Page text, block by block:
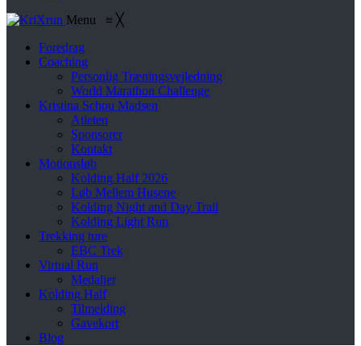
Menu ≡ ╳
Foredrag
Coaching
Personlig Træningsvejledning
World Marathon Challenge
Kristina Schou Madsen
Atleten
Sponsorer
Kontakt
Motionsløb
Kolding Half 2026
Løb Mellem Husene
Kolding Night and Day Trail
Kolding Light Run
Trekking ture
EBC Trek
Virtual Run
Medaljer
Kolding Half
Tilmelding
Gavekort
Blog